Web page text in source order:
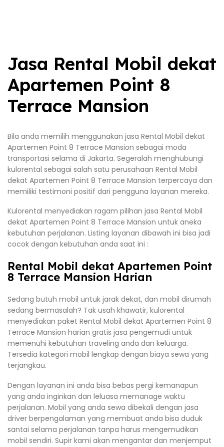
Jasa Rental Mobil dekat
Apartemen Point 8
Terrace Mansion
Bila anda memilih menggunakan jasa Rental Mobil dekat
Apartemen Point 8 Terrace Mansion sebagai moda
transportasi selama di Jakarta. Segeralah menghubungi
kulorental sebagai salah satu perusahaan Rental Mobil
dekat Apartemen Point 8 Terrace Mansion terpercaya dan
memiliki testimoni positif dari pengguna layanan mereka.
Kulorental menyediakan ragam pilihan jasa Rental Mobil
dekat Apartemen Point 8 Terrace Mansion untuk aneka
kebutuhan perjalanan. Listing layanan dibawah ini bisa jadi
cocok dengan kebutuhan anda saat ini :
Rental Mobil dekat Apartemen Point
8 Terrace Mansion Harian
Sedang butuh mobil untuk jarak dekat, dan mobil dirumah
sedang bermasalah? Tak usah khawatir, kulorental
menyediakan paket Rental Mobil dekat Apartemen Point 8
Terrace Mansion harian gratis jasa pengemudi untuk
memenuhi kebutuhan traveling anda dan keluarga.
Tersedia kategori mobil lengkap dengan biaya sewa yang
terjangkau.
Dengan layanan ini anda bisa bebas pergi kemanapun
yang anda inginkan dan leluasa memanage waktu
perjalanan. Mobil yang anda sewa dibekali dengan jasa
driver berpengalaman yang membuat anda bisa duduk
santai selama perjalanan tanpa harus mengemudikan
mobil sendiri. Supir kami akan mengantar dan menjemput